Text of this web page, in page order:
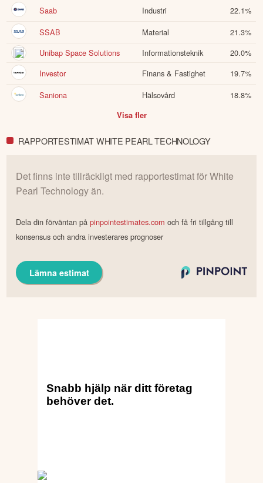
Saab
Industri 22.1%
SSAB
Material 21.3%
Unibap Space Solutions
Informationsteknik 20.0%
Investor
Finans & Fastighet 19.7%
Saniona
Hälsovård 18.8%
Visa fler
RAPPORTESTIMAT WHITE PEARL TECHNOLOGY
Det finns inte tillräckligt med rapportestimat förWhite
Pearl Technologyän.
Dela din förväntan påpinpointestimates.com och få fri tillgång till
konsensus och andra investerares prognoser
Lämna estimat